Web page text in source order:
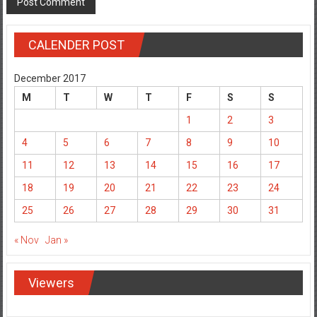
CALENDER POST
December 2017
M
T W T F S
S
1
2
3
4
5 6 7 8 9
10
11
12 13 14 15 16
17
18
19 20 21 22 23
24
25
26 27 28 29 30 31
« Nov Jan »
Viewers